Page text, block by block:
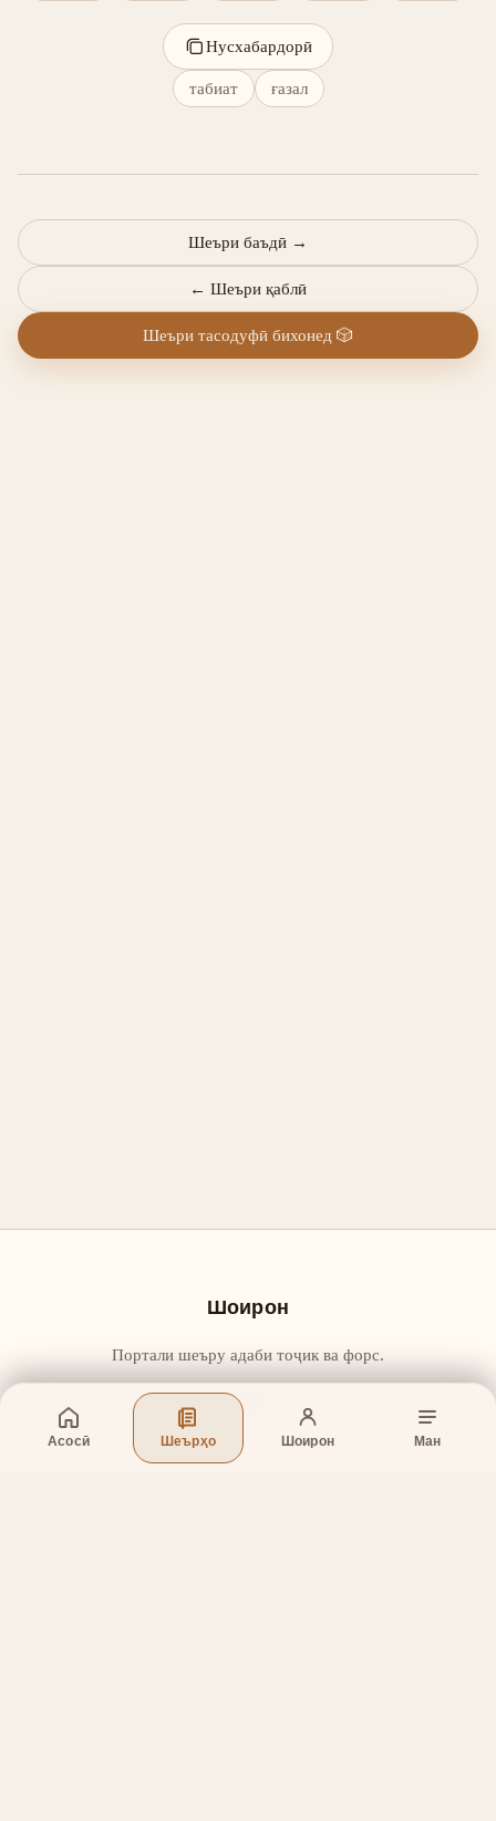
Асосӣ Шеърҳо Шоирон Ман
Нусхабардорӣ
табиат ғазал
← Шеъри қаблӣ
Шеъри баъдӣ →
Шеъри тасодуфӣ бихонед 🎲
Шоирон
Портали шеъру адаби тоҷик ва форс.